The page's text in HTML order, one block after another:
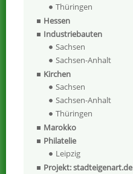
Thüringen
Hessen
Industriebauten
Sachsen
Sachsen-Anhalt
Kirchen
Sachsen
Sachsen-Anhalt
Thüringen
Marokko
Philatelie
Leipzig
Projekt: stadteigenart.de